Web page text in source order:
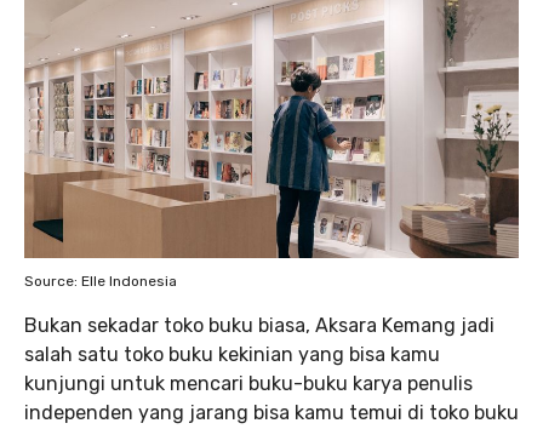
Source: Elle Indonesia
Bukan sekadar toko buku biasa, Aksara Kemang jadi
salah satu toko buku kekinian yang bisa kamu
kunjungi untuk mencari buku-buku karya penulis
independen yang jarang bisa kamu temui di toko buku